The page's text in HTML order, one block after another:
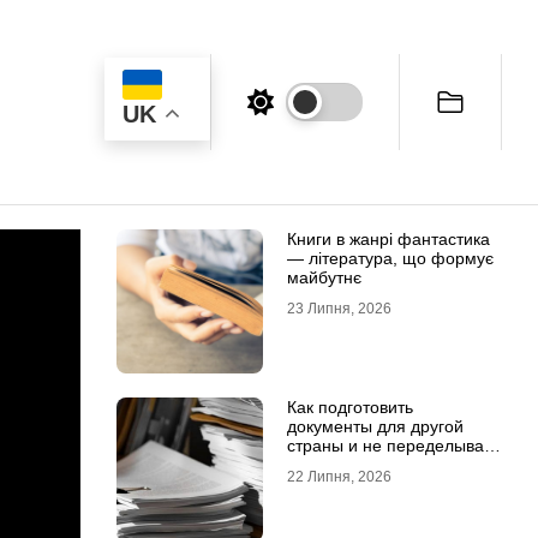
UK
Книги в жанрі фантастика
— література, що формує
майбутнє
23 Липня, 2026
Как подготовить
документы для другой
страны и не переделывать
22 Липня, 2026